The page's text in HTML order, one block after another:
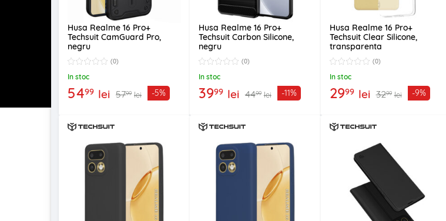
Husa Realme 16 Pro+
Techsuit CamGuard Pro,
negru
(0)
In stoc
5499 lei 5799 lei -5%
Husa Realme 16 Pro+
Techsuit Carbon Silicone,
negru
(0)
In stoc
3999 lei 4499 lei -11%
Husa Realme 16 Pro+
Techsuit Clear Silicone,
transparenta
(0)
In stoc
2999 lei 3299 lei -9%